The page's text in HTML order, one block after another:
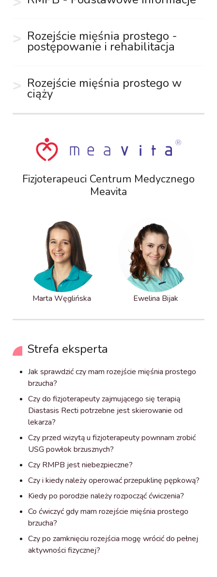
Rozejście mięśnia prostego -
postępowanie i rehabilitacja
Rozejście mięśnia prostego w
ciąży
Fizjoterapeuci Centrum Medycznego
Meavita
Marta Węglińska Ewelina Bijak
Strefa eksperta
Jak sprawdzić czy mam rozejście mięśnia prostego
brzucha?
Czy do fizjoterapeuty zajmującego się terapią
Diastasis Recti potrzebne jest skierowanie od
lekarza?
Czy przed wizytą u fizjoterapeuty pownnam zrobić
USG powłok brzusznych?
Czy RMPB jest niebezpieczne?
Czy i kiedy należy operować przepuklinę pępkową?
Kiedy po porodzie należy rozpocząć ćwiczenia?
Co ćwiczyć gdy mam rozejście mięśnia prostego
brzucha?
Czy po zamknięciu rozejścia mogę wrócić do pełnej
aktywności fizycznej?